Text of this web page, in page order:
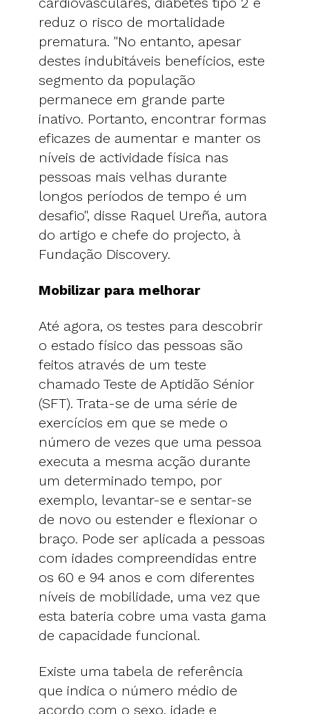
reduz o risco de mortalidade
prematura. "No entanto, apesar
destes indubitáveis benefícios, este
segmento da população
permanece em grande parte
inativo. Portanto, encontrar formas
eficazes de aumentar e manter os
níveis de actividade física nas
pessoas mais velhas durante
longos períodos de tempo é um
desafio", disse Raquel Ureña, autora
do artigo e chefe do projecto, à
Fundação Discovery.
Mobilizar para melhorar
Até agora, os testes para descobrir
o estado físico das pessoas são
feitos através de um teste
chamado Teste de Aptidão Sénior
(SFT). Trata-se de uma série de
exercícios em que se mede o
número de vezes que uma pessoa
executa a mesma acção durante
um determinado tempo, por
exemplo, levantar-se e sentar-se
de novo ou estender e flexionar o
braço. Pode ser aplicada a pessoas
com idades compreendidas entre
os 60 e 94 anos e com diferentes
níveis de mobilidade, uma vez que
esta bateria cobre uma vasta gama
de capacidade funcional.
Existe uma tabela de referência
que indica o número médio de
acordo com o sexo, idade e